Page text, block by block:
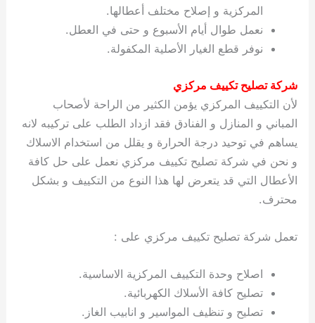
المركزية و إصلاح مختلف أعطالها.
نعمل طوال أيام الأسبوع و حتى في العطل.
نوفر قطع الغيار الأصلية المكفولة.
شركة تصليح تكييف مركزي
لأن التكييف المركزي يؤمن الكثير من الراحة لأصحاب
المباني و المنازل و الفنادق فقد ازداد الطلب على تركيبه لانه
يساهم في توحيد درجة الحرارة و يقلل من استخدام الاسلاك
و نحن في شركة تصليح تكييف مركزي نعمل على حل كافة
الأعطال التي قد يتعرض لها هذا النوع من التكييف و بشكل
محترف.
تعمل شركة تصليح تكييف مركزي على :
اصلاح وحدة التكييف المركزية الاساسية.
تصليح كافة الأسلاك الكهربائية.
تصليح و تنظيف المواسير و انابيب الغاز.